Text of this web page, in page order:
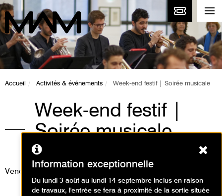
Accueil Activités & événements Week-end festif | Soirée musicale
Week-end festif |
Soirée musicale
Événement
Vendredi 11 octobre 2019
Information exceptionnelle
Du lundi 3 août au lundi 14 septembre inclus en raison
de travaux, l'entrée se fera à proximité de la sortie située